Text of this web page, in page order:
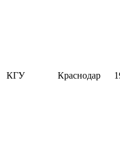
КГУ Краснодар